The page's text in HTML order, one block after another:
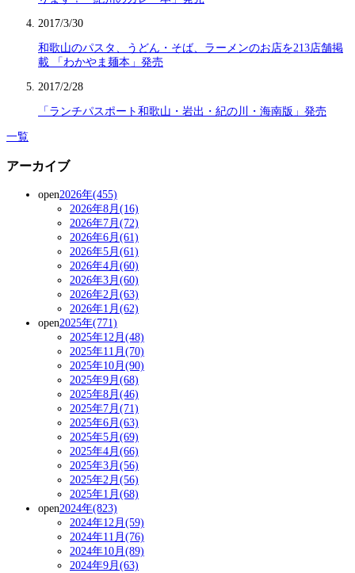
2017/3/30
和歌山のパスタ、うどん・そば、ラーメンのお店を213店舗掲
載 「わかやま麺本」発売
2017/2/28
「ランチパスポート和歌山・岩出・紀の川・海南版」発売
一覧
アーカイブ
open2026年(455)
2026年8月(16)
2026年7月(72)
2026年6月(61)
2026年5月(61)
2026年4月(60)
2026年3月(60)
2026年2月(63)
2026年1月(62)
open2025年(771)
2025年12月(48)
2025年11月(70)
2025年10月(90)
2025年9月(68)
2025年8月(46)
2025年7月(71)
2025年6月(63)
2025年5月(69)
2025年4月(66)
2025年3月(56)
2025年2月(56)
2025年1月(68)
open2024年(823)
2024年12月(59)
2024年11月(76)
2024年10月(89)
2024年9月(63)